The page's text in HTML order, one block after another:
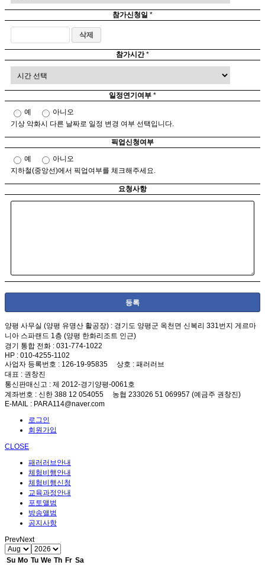
참가신청일 *
참가시간*
일정연기여부 *
예
아니오
기상 악화시 다른 날짜로 일정 변경 여부 선택입니다.
픽업신청여부
예
아니오
지하철(중앙선)에서 픽업여부를 체크해주세요.
요청사항
양평 사무실 (양평 유명산 활공장) : 경기도 양평군 옥천면 신복리 331번지 게르마
니아 스파랜드 1층 (양평 한화리조트 인근)
경기 통합 전화 : 031-774-1022
HP : 010-4255-1102
사업자 등록번호 : 126-19-95835 상호 : 패러러브
대표 : 권창진
통신판매신고 : 제 2012-경기양평-0061호
계좌번호 : 신한 388 12 054055 농협 233026 51 069957 (예금주 권창진)
E-MAIL : PARA114@naver.com
로그인
회원가입
CLOSE
패러러브안내
체험비행안내
체험비행신청
교육과정안내
포토앨범
방송앨범
공지사항
PrevNext
Su Mo Tu We Th Fr Sa